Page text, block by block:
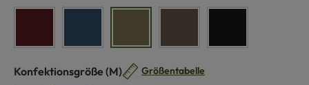
Konfektionsgröße auswählen
(M) Größentabelle